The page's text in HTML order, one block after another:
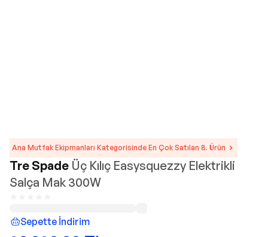
Ana Mutfak Ekipmanları Kategorisinde En Çok Satılan 8. Ürün
Tre Spade Üç Kılıç Easysquezzy Elektrikli
Salça Mak 300W
Sepette İndirim